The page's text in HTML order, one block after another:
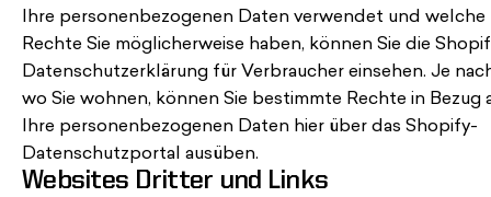
Ihre personenbezogenen Daten verwendet und welche
Rechte Sie möglicherweise haben, können Sie die
Datenschutzerklärung für Verbraucher einsehen. Je
wo Sie wohnen, können Sie bestimmte Rechte in Bezug
Ihre personenbezogenen Daten hier über das Shopify-
Datenschutzportal ausüben.
Websites Dritter und Links